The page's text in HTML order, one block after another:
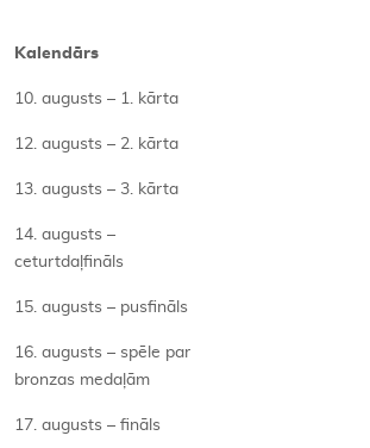
Kalendārs
10. augusts – 1. kārta
12. augusts – 2. kārta
13. augusts – 3. kārta
14. augusts –
ceturtdaļfināls
15. augusts – pusfināls
16. augusts – spēle par
bronzas medaļām
17. augusts – fināls